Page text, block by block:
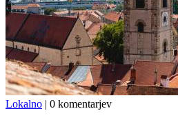
Lokalno 0 komentarjev